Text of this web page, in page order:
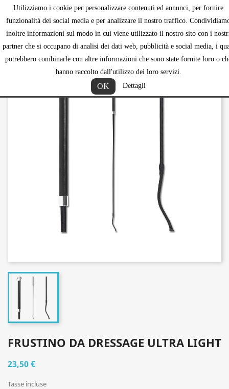
Utilizziamo i cookie per personalizzare contenuti ed annunci, per fornire
funzionalità dei social media e per analizzare il nostro traffico.
inoltre informazioni sul modo in cui viene utilizzato il nostro sito con i
partner che si occupano di analisi dei dati web, pubblicità e social media, i
potrebbero combinarle con altre informazioni che sono state fornite loro o
hanno raccolto dall'utilizzo dei loro servizi.
OK Dettagli

FRUSTINO DA DRESSAGE ULTRA LIGHT
23,50 €
Tasse incluse